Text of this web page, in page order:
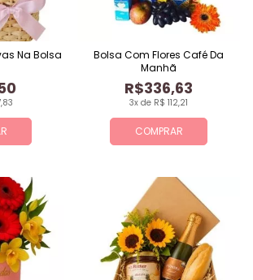
Na Bolsa
COMPRAR
3x de R$ 112,21
R$336,63
Bolsa Com Flores Café Da
Manhã